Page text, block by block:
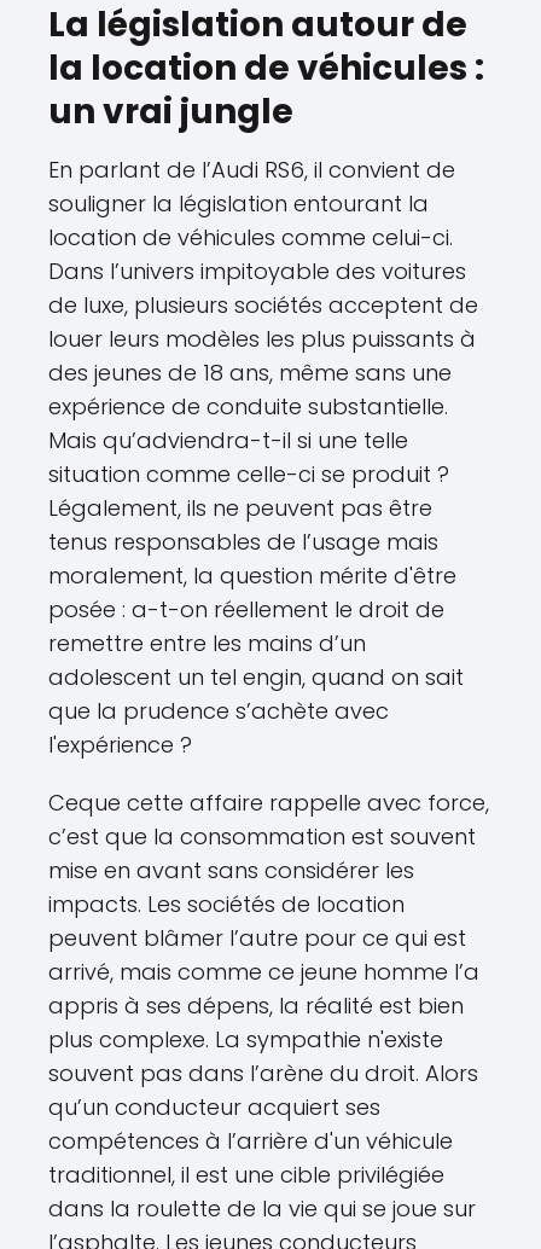
La législation autour de
la location de véhicules :
un vrai jungle
En parlant de l’Audi RS6, il convient de
souligner la législation entourant la
location de véhicules comme celui-ci.
Dans l’univers impitoyable des voitures
de luxe, plusieurs sociétés acceptent de
louer leurs modèles les plus puissants à
des jeunes de 18 ans, même sans une
expérience de conduite substantielle.
Mais qu’adviendra-t-il si une telle
situation comme celle-ci se produit ?
Légalement, ils ne peuvent pas être
tenus responsables de l’usage mais
moralement, la question mérite d'être
posée : a-t-on réellement le droit de
remettre entre les mains d’un
adolescent un tel engin, quand on sait
que la prudence s’achète avec
l'expérience ?
Ceque cette affaire rappelle avec force,
c’est que la consommation est souvent
mise en avant sans considérer les
impacts. Les sociétés de location
peuvent blâmer l’autre pour ce qui est
arrivé, mais comme ce jeune homme l’a
appris à ses dépens, la réalité est bien
plus complexe. La sympathie n'existe
souvent pas dans l’arène du droit. Alors
qu’un conducteur acquiert ses
compétences à l’arrière d'un véhicule
traditionnel, il est une cible privilégiée
dans la roulette de la vie qui se joue sur
l’asphalte. Les jeunes conducteurs